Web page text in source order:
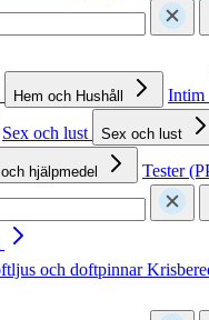
Hem och Hushåll Intim
Sex och lust Sex och lust
hjälpmedel
Tester
och doftpinnar